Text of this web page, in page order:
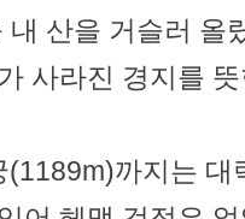
산을 거슬러 올
사라진 경지를
까지는 대